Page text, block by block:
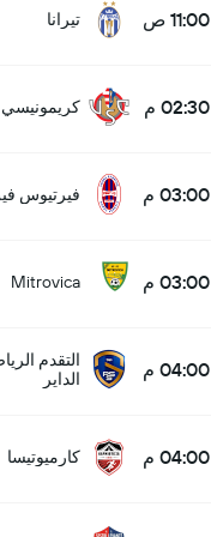
11:00 ص تيرانا
02:30 م كريمونيسي
03:00 م فيرتيوس
03:00 م Mitrovica
04:00 م
التقدم
الداير
04:00 م كارميوتيسا